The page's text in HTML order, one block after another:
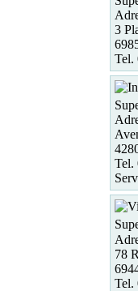
3
Tel.
Tel.
78
Tel.